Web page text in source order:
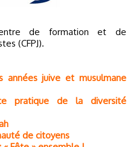
de formation et de
(CFPJ).
années juive et musulmane
pratique de la diversité
de citoyens